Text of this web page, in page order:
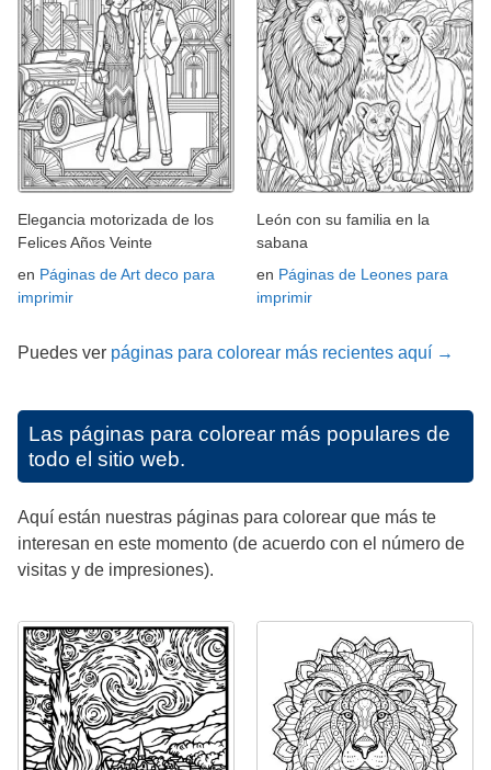
Elegancia motorizada de los
Felices Años Veinte
en Páginas de Art deco para
imprimir
León con su familia en la
sabana
en Páginas de Leones para
imprimir
Puedes ver páginas para colorear más recientes aquí →
Las páginas para colorear más populares de
todo el sitio web.
Aquí están nuestras páginas para colorear que más te
interesan en este momento (de acuerdo con el número de
visitas y de impresiones).